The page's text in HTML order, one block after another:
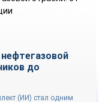
до
(ИИ) стал одним